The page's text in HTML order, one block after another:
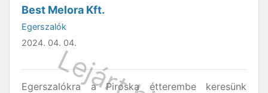
Best Melora Kft.
Egerszalók
2024. 04. 04.
Egerszalókra a Piroska étterembe keresünk